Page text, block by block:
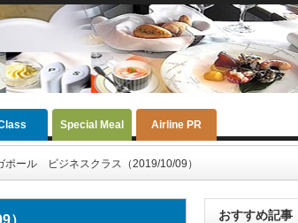
Special Meal Airline PR
ール ビジネスクラス（2019/10/09）
おすすめ記事